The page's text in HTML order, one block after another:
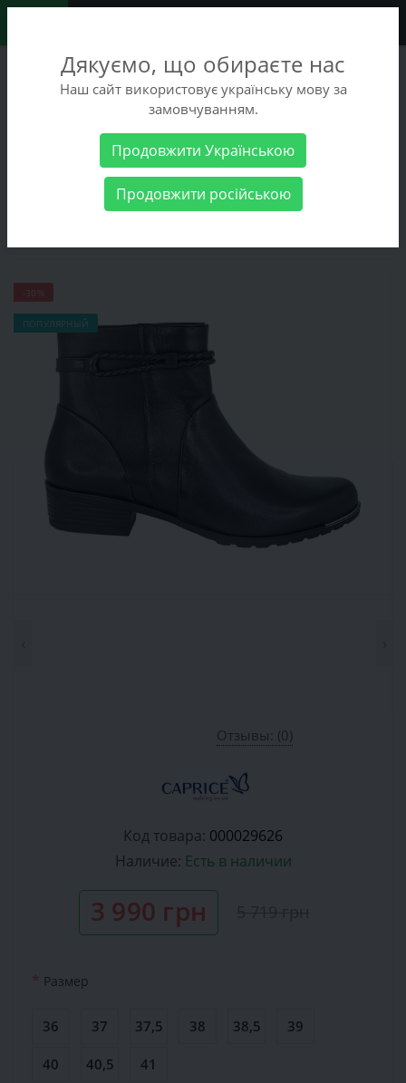
+38 (068) 486-90-09
+38 (093) 486-90-09
Женские товары Женская обувь
Ботинки Caprice 9-25404-
ПОПУЛЯРНЫЙ
Отзывы: (0)
Код товара: 000029626
Наличие: Есть в наличии
3 990 грн
* Размер
36 37 37,5 38 38,5 39
40 40,5 41
Дякуємо, що обираєте нас
Наш сайт використовує українську мову за
замовчуванням.
Продовжити Українською
Продовжити російською